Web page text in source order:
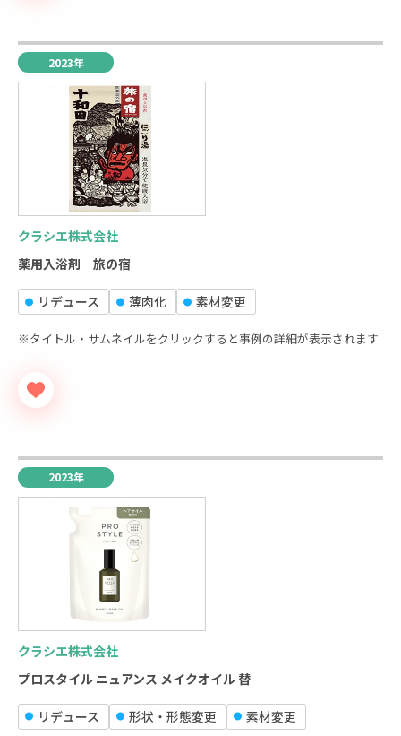
2023年
クラシエ株式会社
薬用入浴剤 旅の宿
リデュース 薄⾁化 素材変更
※タイトル・サムネイルをクリックすると事例の詳細が表示されます
2023年
クラシエ株式会社
プロスタイル ニュアンス メイクオイル 替
リデュース 形状‧形態変更 素材変更